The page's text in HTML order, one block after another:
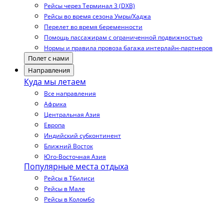
Рейсы через Терминал 3 (DXB)
Рейсы во время сезона Умры/Хаджа
Перелет во время беременности
Помощь пассажирам с ограниченной подвижностью
Нормы и правила провоза багажа интерлайн-партнеров
Полет с нами
Направления
Куда мы летаем
Все направления
Африка
Центральная Азия
Европа
Индийский субконтинент
Ближний Восток
Юго-Восточная Азия
Популярные места отдыха
Рейсы в Тбилиси
Рейсы в Мале
Рейсы в Коломбо